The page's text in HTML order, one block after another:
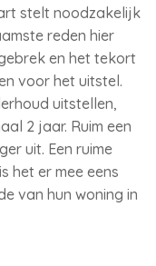
stelt noodzakelijk
reden hier
en het tekort
voor het uitstel.
uitstellen,
2 jaar. Ruim een
uit. Een ruime
het er mee eens
van hun woning in